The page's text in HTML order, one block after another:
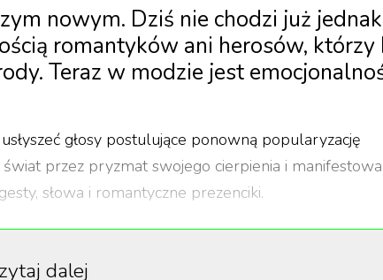
nowym. Dziś nie chodzi już
romantyków ani herosów, którzy
Teraz w modzie jest
głosy postulujące ponowną popularyzację
przez pryzmat swojego cierpienia i
słowa i romantyczne prezenciki.
dalej